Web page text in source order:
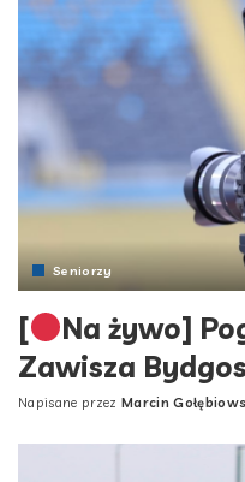
Seniorzy
[
Na żywo]
Zawisza
Posted
Napisane przez Marcin